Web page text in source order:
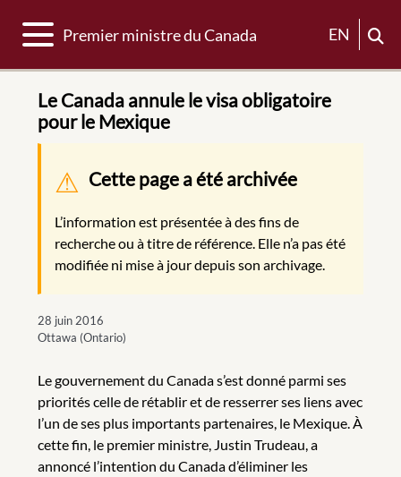
Basculer la navigation
Premier ministre du Canada EN
Le Canada annule le visa obligatoire
pour le Mexique
Message d'avertissement
Cette page a été archivée
L’information est présentée à des fins de
recherche ou à titre de référence. Elle n’a pas été
modifiée ni mise à jour depuis son archivage.
28 juin 2016
Ottawa (Ontario)
Le gouvernement du Canada s’est donné parmi ses
priorités celle de rétablir et de resserrer ses liens avec
l’un de ses plus importants partenaires, le Mexique. À
cette fin, le premier ministre, Justin Trudeau, a
annoncé l’intention du Canada d’éliminer les